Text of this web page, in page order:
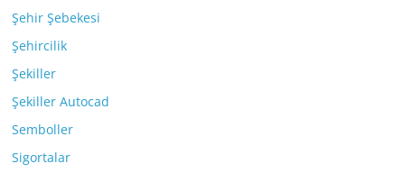
Şehir Şebekesi
Şehircilik
Şekiller
Şekiller Autocad
Semboller
Sigortalar